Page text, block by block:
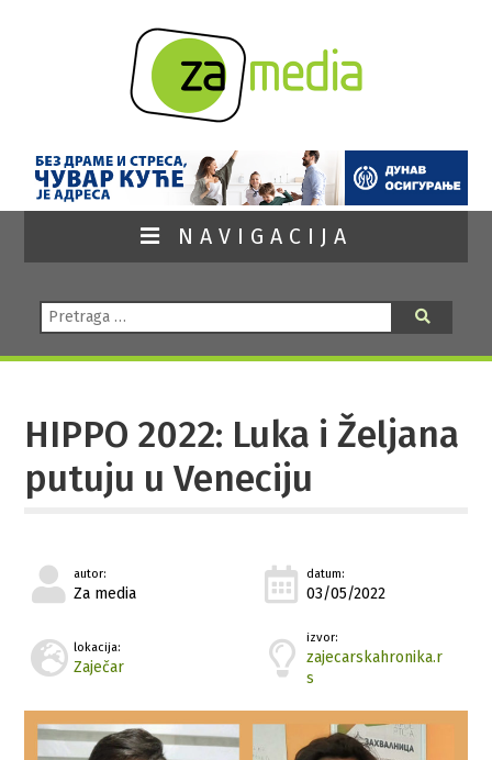
NAVIGACIJA
Pretraga:
HIPPO 2022: Luka i Željana
putuju u Veneciju
autor:
Za media
datum:
03/05/2022
lokacija:
Zaječar
izvor:
zajecarskahronika.r
s